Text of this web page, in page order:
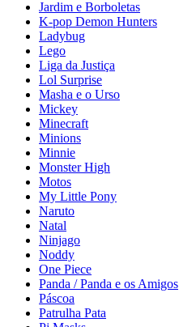
Jardim e Borboletas
K-pop Demon Hunters
Ladybug
Lego
Liga da Justiça
Lol Surprise
Masha e o Urso
Mickey
Minecraft
Minions
Minnie
Monster High
Motos
My Little Pony
Naruto
Natal
Ninjago
Noddy
One Piece
Panda / Panda e os Amigos
Páscoa
Patrulha Pata